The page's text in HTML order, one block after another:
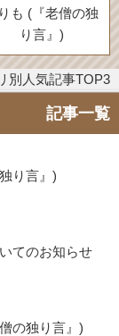
も (『老僧の独
り言』)
別人気記事TOP3
記事一覧
り言』)
てのお知らせ
の独り言』)